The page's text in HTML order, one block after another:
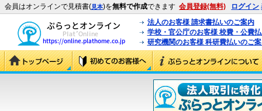
会員はオンラインで見積書(見本)を無料で作成できます 会員登録(無料) ログイン
法人のお客様 請求書払いのご案内
学校・官公庁のお客様 校費・公費
研究機関のお客様 科研費払いのご